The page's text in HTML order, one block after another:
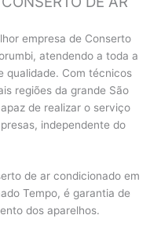
empresa de Conserto
atendendo a toda a
qualidade. Com técnicos
regiões da grande São
de realizar o serviço
independente do
de ar condicionado em
Tempo, é garantia de
dos aparelhos.